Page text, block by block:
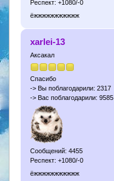
Респект: +1080/-0
ёжжжжжжжжжжж
xarlei-13
Аксакал
Спасибо
-> Вы поблагодарили: 2317
-> Вас поблагодарили: 9585
Сообщений: 4455
Респект: +1080/-0
ёжжжжжжжжжжж